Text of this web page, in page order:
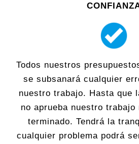
Todos nuestros
se subsanará cualquier
nuestro trabajo. Hasta que
no aprueba nuestro trabajo
terminado. Tendrá la
cualquier problema podrá